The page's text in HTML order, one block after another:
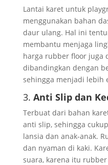
Lantai karet untuk
menggunakan bahan
daur ulang. Hal ini
membantu menjaga
harga rubber floor juga
dibandingkan dengan
sehingga menjadi lebih
3. Anti Slip dan
Terbuat dari bahan
anti slip, sehingga
lansia dan anak-anak.
dan nyaman di kaki.
suara, karena itu